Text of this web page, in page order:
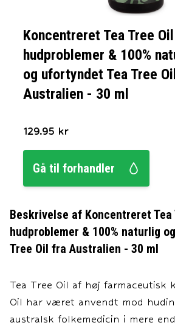
Koncentreret Tea Tree
hudproblemer & 100%
og ufortyndet Tea Tree
Australien - 30 ml
129.95 kr
Gå til forhandler
Beskrivelse af Koncentreret
hudproblemer & 100% naturlig
Tree Oil fra Australien - 30 ml
Tea Tree Oil af høj farmaceutisk
Oil har været anvendt mod
australsk folkemedicin i mere